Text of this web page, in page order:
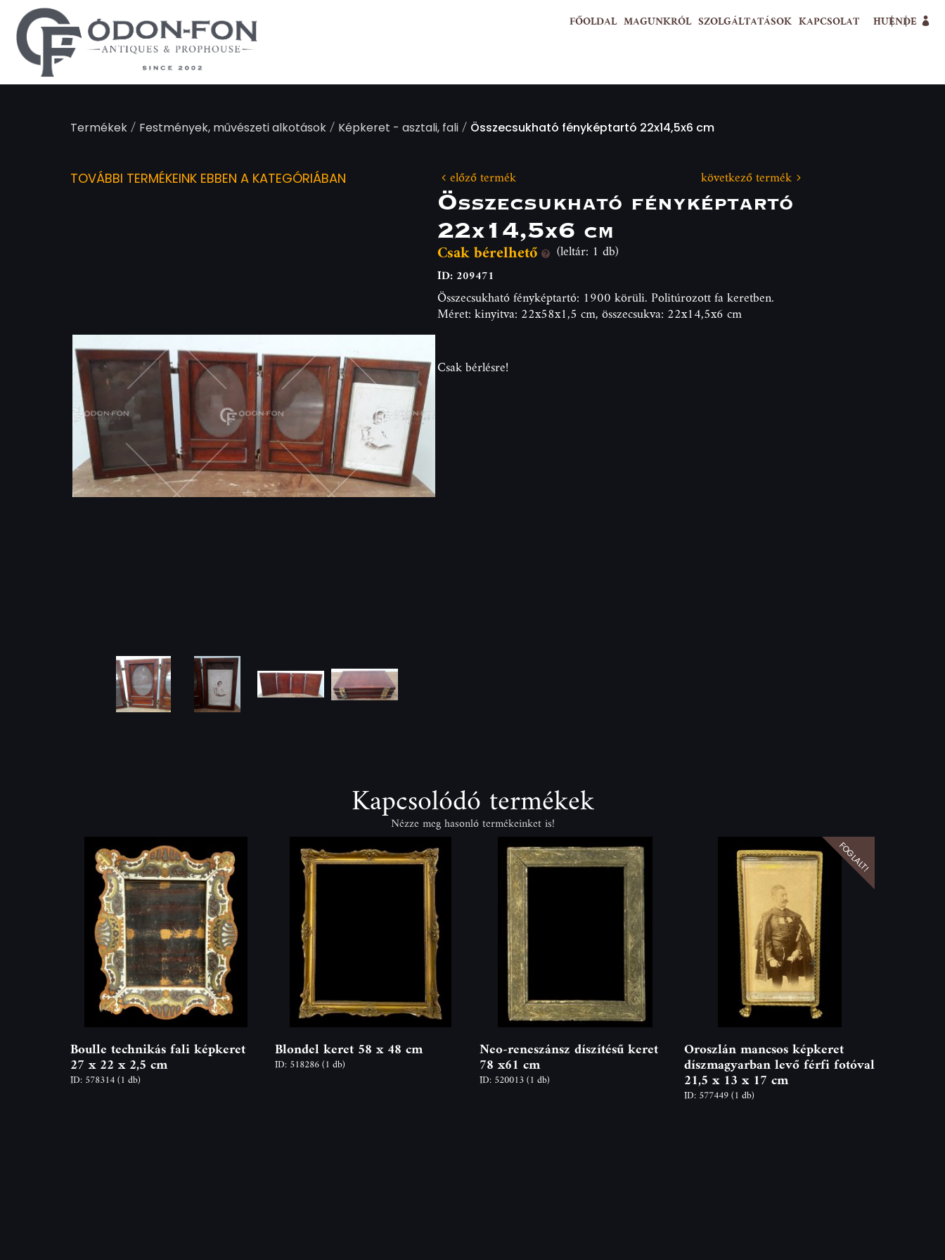
FŐOLDAL MAGUNKRÓL SZOLGÁLTATÁSOK KAPCSOLAT HUENDE
Termékek/ Festmények, művészeti alkotások/ Képkeret - asztali, fali/ Összecsukható fényképtartó 22x14,5x6 cm
TOVÁBBI TERMÉKEINK EBBEN A KATEGÓRIÁBAN előző termék következő termék
Összecsukható fényképtartó
22x14,5x6 cm
Csak bérelhető (leltár: 1 db)
ID: 209471
Összecsukható fényképtartó: 1900 körüli. Politúrozott fa keretben.
Méret: kinyitva: 22x58x1,5 cm, összecsukva: 22x14,5x6 cm
Csak bérlésre!
Kapcsolódó termékek
Nézze meg hasonló termékeinket is!
Boulle technikás fali képkeret
27 x 22 x 2,5 cm
ID: 578314(1 db)
Blondel keret 58 x 48 cm
ID: 518286(1 db)
Neo-reneszánsz díszítésű keret
78 x61 cm
ID: 520013(1 db)
Oroszlán mancsos képkeret
díszmagyarban levő férfi fotóval
21,5 x 13 x 17 cm
ID: 577449(1 db)
FOGLALT!
Süti preferenciák